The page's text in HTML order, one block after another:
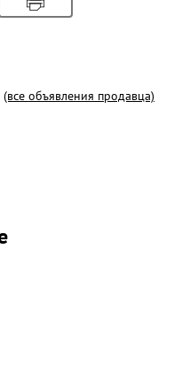
(все объявления продавца)